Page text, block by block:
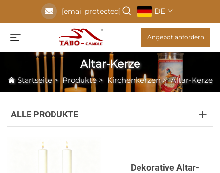
[email protected] DE
Angebot anfordern
Altar-Kerze
Startseite> Produkte> Kirchenkerzen>Altar-Kerze
ALLE PRODUKTE
Dekorative Altar-